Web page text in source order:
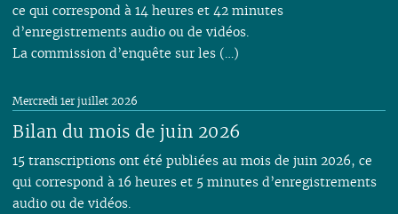
ce qui correspond à 14 heures et 42 minutes
d’enregistrements audio ou de vidéos.
La commission d’enquête sur les (…)
Bilan du mois de juin 2026
Mercredi 1er juillet 2026
15 transcriptions ont été publiées au mois de juin 2026, ce
qui correspond à 16 heures et 5 minutes d’enregistrements
audio ou de vidéos.